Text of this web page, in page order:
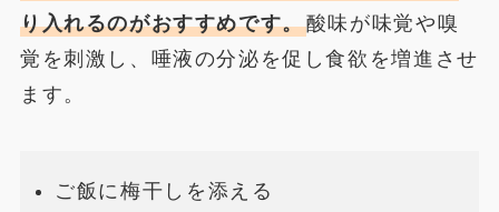
り入れるのがおすすめです。酸味が味覚や嗅
覚を刺激し、唾液の分泌を促し食欲を増進させ
ます。
ご飯に梅干しを添える